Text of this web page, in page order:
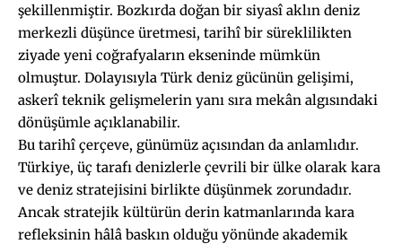
şekillenmiştir. Bozkırda doğan bir siyasî aklın deniz
merkezli düşünce üretmesi, tarihî bir süreklilikten
ziyade yeni coğrafyaların ekseninde mümkün
olmuştur. Dolayısıyla Türk deniz gücünün gelişimi,
askerî teknik gelişmelerin yanı sıra mekân algısındaki
dönüşümle açıklanabilir.
Bu tarihî çerçeve, günümüz açısından da anlamlıdır.
Türkiye, üç tarafı denizlerle çevrili bir ülke olarak kara
ve deniz stratejisini birlikte düşünmek zorundadır.
Ancak stratejik kültürün derin katmanlarında kara
refleksinin hâlâ baskın olduğu yönünde akademik